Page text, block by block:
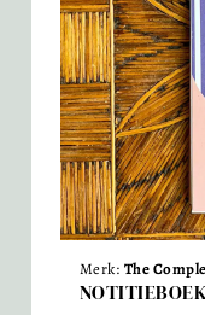
Merk: The